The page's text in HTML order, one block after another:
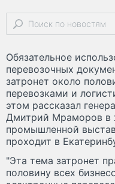
Обязательное
перевозочных
затронет около
перевозками и
этом рассказал
Дмитрий Мраморов в
промышленной
проходит в
"Эта тема затронет
половину всех